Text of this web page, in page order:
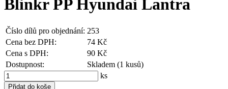
Blinkr PP Hyundai Lantra
Číslo dílů pro objednání: 253
Cena bez DPH:
74 Kč
Cena s DPH:
90 Kč
Dostupnost:
Skladem (1 kusů)
ks